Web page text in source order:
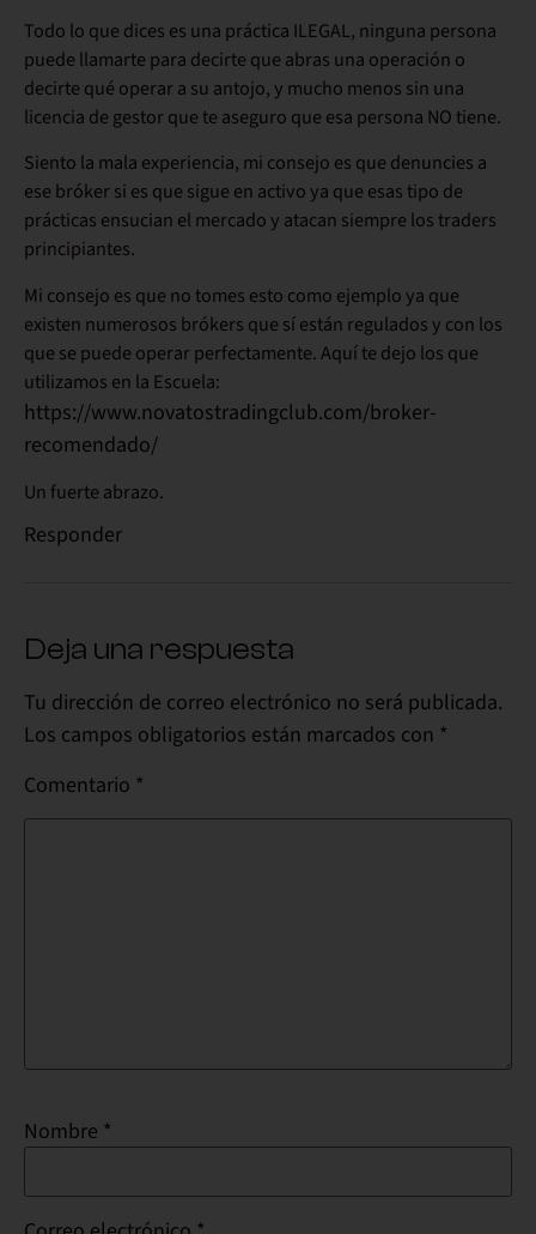
Todo lo que dices es una práctica ILEGAL, ninguna persona
puede llamarte para decirte que abras una operación o
decirte qué operar a su antojo, y mucho menos sin una
licencia de gestor que te aseguro que esa persona NO tiene.
Siento la mala experiencia, mi consejo es que denuncies a
ese bróker si es que sigue en activo ya que esas tipo de
prácticas ensucian el mercado y atacan siempre los traders
principiantes.
Mi consejo es que no tomes esto como ejemplo ya que
existen numerosos brókers que sí están regulados y con los
que se puede operar perfectamente. Aquí te dejo los que
utilizamos en la Escuela:
https://www.novatostradingclub.com/broker-
recomendado/
Un fuerte abrazo.
Responder
Deja una respuesta
Tu dirección de correo electrónico no será publicada.
Los campos obligatorios están marcados con *
Comentario *
Nombre *